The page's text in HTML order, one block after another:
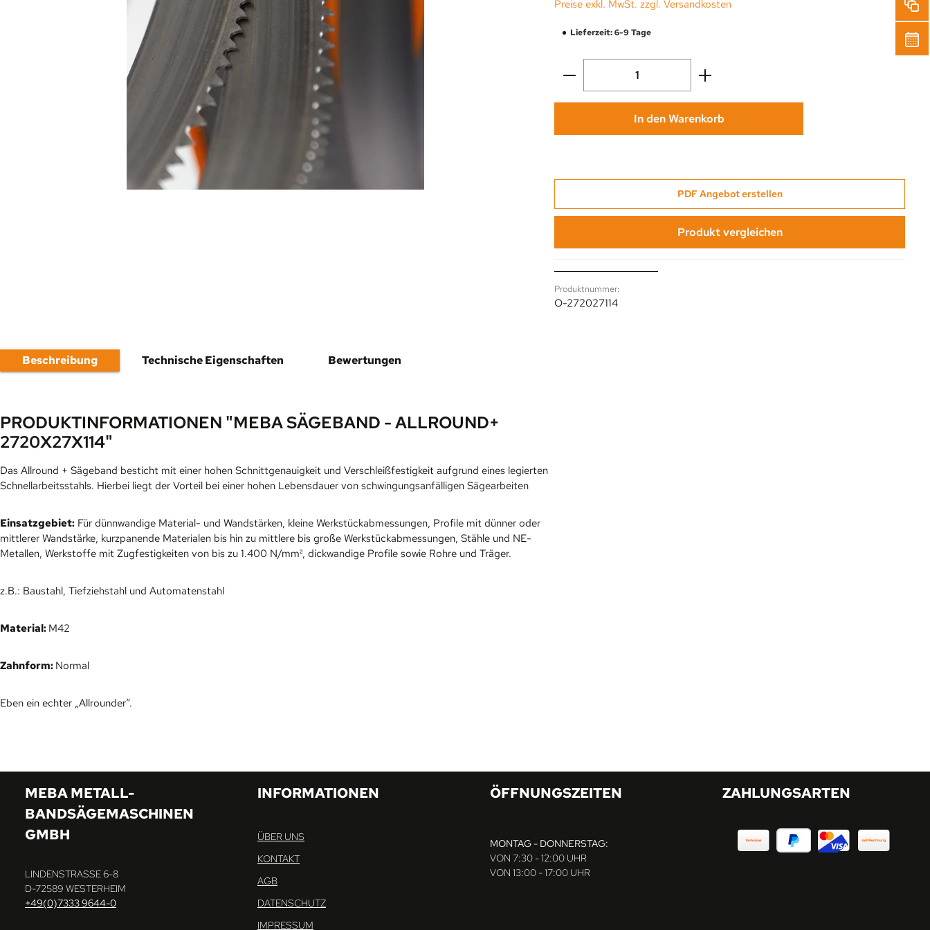
Preise exkl. MwSt. zzgl. Versandkosten
Lieferzeit: 6-9 Tage
Produkt Anzahl: Gib den gewünschten Wert ein
In den Warenkorb
PDF Angebot erstellen
Produkt vergleichen
Produktnummer:
O-272027114
Beschreibung Technische Eigenschaften Bewertungen
PRODUKTINFORMATIONEN "MEBA SÄGEBAND - ALLROUND+
2720X27X114"
Das Allround + Sägeband besticht mit einer hohen Schnittgenauigkeit und Verschleißfestigkeit aufgrund eines legierten
Schnellarbeitsstahls. Hierbei liegt der Vorteil bei einer hohen Lebensdauer von schwingungsanfälligen Sägearbeiten
Einsatzgebiet: Für dünnwandige Material- und Wandstärken, kleine Werkstückabmessungen, Profile mit dünner oder
mittlerer Wandstärke, kurzpanende Materialen bis hin zu mittlere bis große Werkstückabmessungen, Stähle und NE-
Metallen, Werkstoffe mit Zugfestigkeiten von bis zu 1.400 N/mm², dickwandige Profile sowie Rohre und Träger.
z.B.: Baustahl, Tiefziehstahl und Automatenstahl
Material: M42
Zahnform: Normal
Eben ein echter „Allrounder“.
MEBA METALL-
BANDSÄGEMASCHINEN
GMBH
LINDENSTRASSE 6-8
D-72589 WESTERHEIM
+49(0)7333 9644-0
INFORMATIONEN
ÜBER UNS
KONTAKT
AGB
DATENSCHUTZ
IMPRESSUM
ÖFFNUNGSZEITEN
MONTAG - DONNERSTAG:
VON 7:30 - 12:00 UHR
VON 13:00 - 17:00 UHR
ZAHLUNGSARTEN